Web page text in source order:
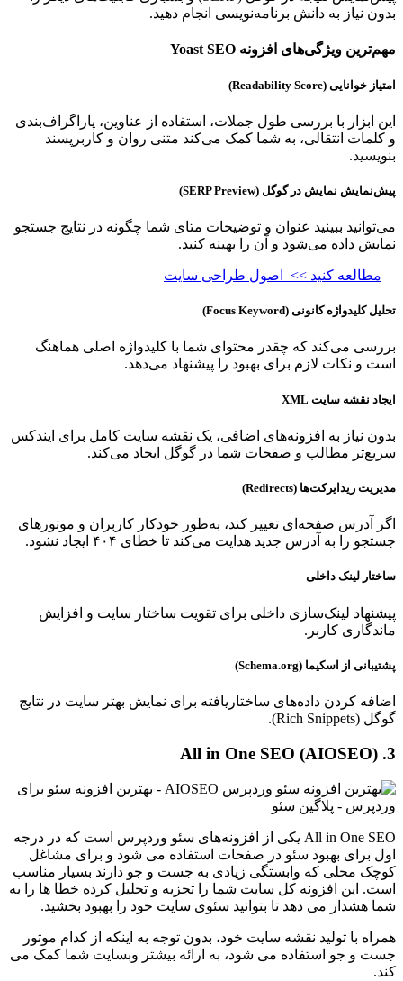
بدون نیاز به دانش برنامه‌نویسی انجام دهید.
مهم‌ترین ویژگی‌های افزونه Yoast SEO
امتیاز خوانایی (Readability Score)
این ابزار با بررسی طول جملات، استفاده از عناوین، پاراگراف‌بندی
و کلمات انتقالی، به شما کمک می‌کند متنی روان و کاربرپسند
بنویسید.
پیش‌نمایش نمایش در گوگل (SERP Preview)
می‌توانید ببینید عنوان و توضیحات متای شما چگونه در نتایج جستجو
نمایش داده می‌شود و آن را بهینه کنید.
مطالعه کنید >> اصول طراحی سایت
تحلیل کلیدواژه کانونی (Focus Keyword)
بررسی می‌کند که چقدر محتوای شما با کلیدواژه اصلی هماهنگ
است و نکات لازم برای بهبود را پیشنهاد می‌دهد.
ایجاد نقشه سایت XML
بدون نیاز به افزونه‌های اضافی، یک نقشه سایت کامل برای ایندکس
سریع‌تر مطالب و صفحات شما در گوگل ایجاد می‌کند.
مدیریت ریدایرکت‌ها (Redirects)
اگر آدرس صفحه‌ای تغییر کند، به‌طور خودکار کاربران و موتورهای
جستجو را به آدرس جدید هدایت می‌کند تا خطای ۴۰۴ ایجاد نشود.
ساختار لینک داخلی
پیشنهاد لینک‌سازی داخلی برای تقویت ساختار سایت و افزایش
ماندگاری کاربر.
پشتیبانی از اسکیما (Schema.org)
اضافه کردن داده‌های ساختاریافته برای نمایش بهتر سایت در نتایج
گوگل (Rich Snippets).
3. All in One SEO (AIOSEO)
All in One SEO یکی از افزونه‌های سئو وردپرس است که در درجه
اول برای بهبود سئو در صفحات استفاده می شود و برای مشاغل
کوچک محلی که وابستگی زیادی به جست و جو دارند بسیار مناسب
است. این افزونه کل سایت شما را تجزیه و تحلیل کرده خطا ها را به
شما هشدار می دهد تا بتوانید سئوی سایت خود را بهبود بخشید.
همراه با تولید نقشه سایت خود، بدون توجه به اینکه از کدام موتور
جست و جو استفاده می شود، به ارائه بیشتر وبسایت شما کمک می
کند.